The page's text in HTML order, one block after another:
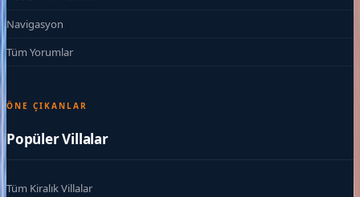
Navigasyon
Tüm Yorumlar
ÖNE ÇIKANLAR
Popüler Villalar
Tüm Kiralık Villalar